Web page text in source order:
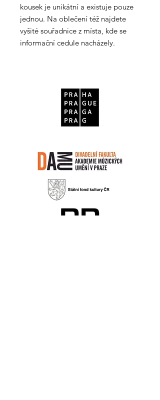
kousek je unikátní a existuje pouze
jednou. Na oblečení též najdete
vyšité souřadnice z místa, kde se
informační cedule nacházely.